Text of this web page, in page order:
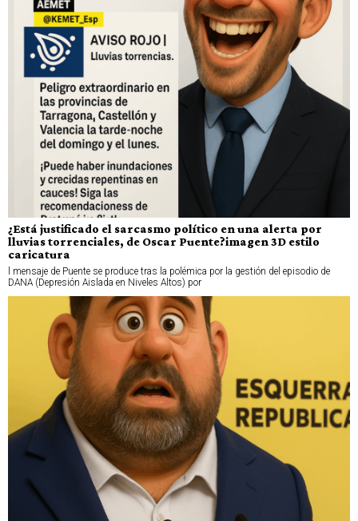
¿Está justificado el sarcasmo político en una alerta por
lluvias torrenciales, de Oscar Puente?imagen 3D estilo
caricatura
l mensaje de Puente se produce tras la polémica por la gestión del episodio de
DANA (Depresión Aislada en Niveles Altos) por